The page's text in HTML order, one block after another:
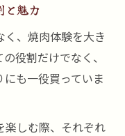
と魅力
、焼肉体験を大き
役割だけでなく、
も一役買っていま
楽しむ際、それぞれ